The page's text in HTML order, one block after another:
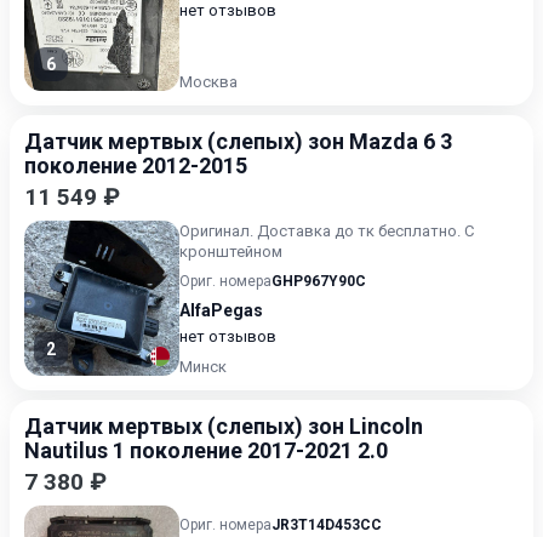
6
нет отзывов
Москва
Датчик мертвых (слепых) зон Mazda 6 3
поколение 2012-2015
11 549 ₽
2
Оригинал. Доставка до тк бесплатно. С
кронштейном
Ориг. номераGHP967Y90C
AlfaPegas
нет отзывов
Минск
Датчик мертвых (слепых) зон Lincoln
Nautilus 1 поколение 2017-2021 2.0
7 380 ₽
Ориг. номераJR3T14D453CC